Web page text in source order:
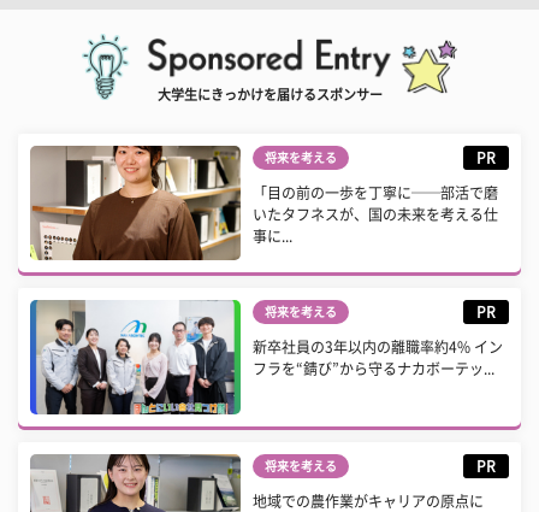
大学生にきっかけを届けるスポンサー
将来を考える PR
「目の前の一歩を丁寧に──部活で磨
いたタフネスが、国の未来を考える仕
事に...
将来を考える PR
新卒社員の3年以内の離職率約4% イン
フラを“錆び”から守るナカボーテッ...
将来を考える PR
地域での農作業がキャリアの原点に